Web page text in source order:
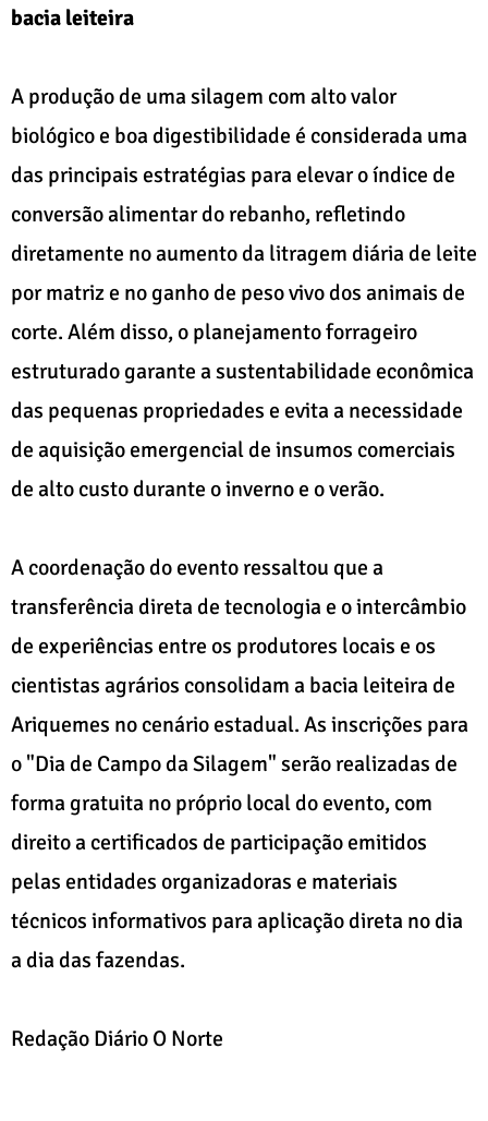
bacia leiteira
A produção de uma silagem com alto valor
biológico e boa digestibilidade é considerada uma
das principais estratégias para elevar o índice de
conversão alimentar do rebanho, refletindo
diretamente no aumento da litragem diária de leite
por matriz e no ganho de peso vivo dos animais de
corte. Além disso, o planejamento forrageiro
estruturado garante a sustentabilidade econômica
das pequenas propriedades e evita a necessidade
de aquisição emergencial de insumos comerciais
de alto custo durante o inverno e o verão.
A coordenação do evento ressaltou que a
transferência direta de tecnologia e o intercâmbio
de experiências entre os produtores locais e os
cientistas agrários consolidam a bacia leiteira de
Ariquemes no cenário estadual. As inscrições para
o "Dia de Campo da Silagem" serão realizadas de
forma gratuita no próprio local do evento, com
direito a certificados de participação emitidos
pelas entidades organizadoras e materiais
técnicos informativos para aplicação direta no dia
a dia das fazendas.
Redação Diário O Norte